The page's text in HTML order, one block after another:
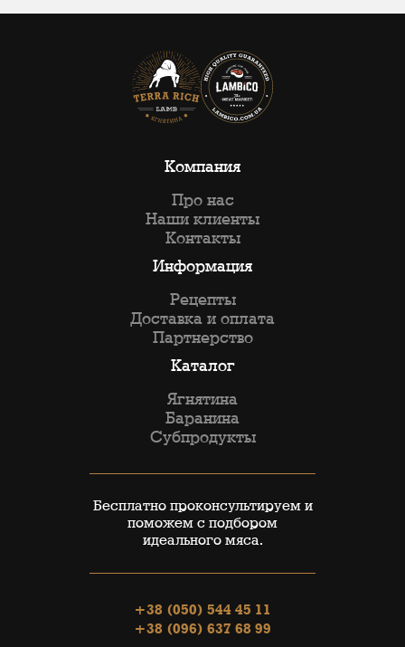
Компания
Про нас
Наши клиенты
Контакты
Информация
Рецепты
Доставка и оплата
Партнерство
Каталог
Ягнятина
Баранина
Субпродукты
Бесплатно проконсультируем и
поможем с подбором
идеального мяса.
+38 (050) 544 45 11
+38 (096) 637 68 99